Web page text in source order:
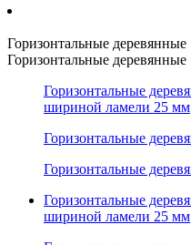
Горизонтальные деревянные
Горизонтальные деревянные
Горизонтальные
шириной ламели 25 мм
Горизонтальные
Горизонтальные
Горизонтальные
шириной ламели 25 мм